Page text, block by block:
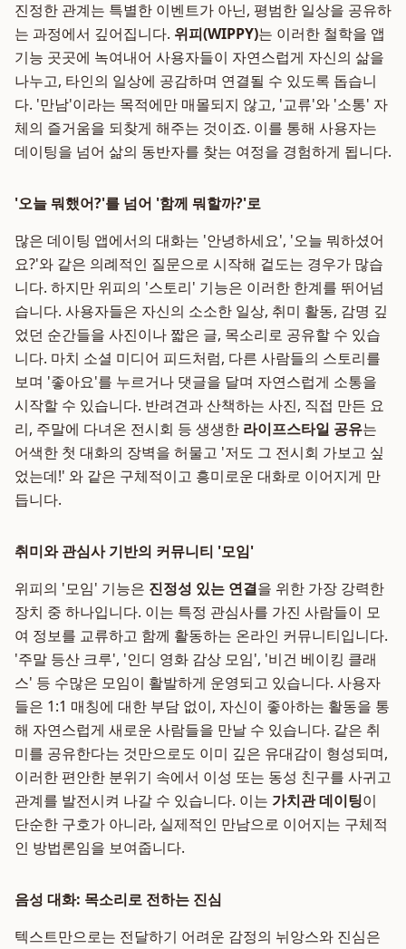
진정한 관계는 특별한 이벤트가 아닌, 평범한 일상을 공유하
는 과정에서 깊어집니다. 위피(WIPPY)는 이러한 철학을 앱
기능 곳곳에 녹여내어 사용자들이 자연스럽게 자신의 삶을
나누고, 타인의 일상에 공감하며 연결될 수 있도록 돕습니
다. '만남'이라는 목적에만 매몰되지 않고, '교류'와 '소통' 자
체의 즐거움을 되찾게 해주는 것이죠. 이를 통해 사용자는
데이팅을 넘어 삶의 동반자를 찾는 여정을 경험하게 됩니다.
'오늘 뭐했어?'를 넘어 '함께 뭐할까?'로
많은 데이팅 앱에서의 대화는 '안녕하세요', '오늘 뭐하셨어
요?'와 같은 의례적인 질문으로 시작해 겉도는 경우가 많습
니다. 하지만 위피의 '스토리' 기능은 이러한 한계를 뛰어넘
습니다. 사용자들은 자신의 소소한 일상, 취미 활동, 감명 깊
었던 순간들을 사진이나 짧은 글, 목소리로 공유할 수 있습
니다. 마치 소셜 미디어 피드처럼, 다른 사람들의 스토리를
보며 '좋아요'를 누르거나 댓글을 달며 자연스럽게 소통을
시작할 수 있습니다. 반려견과 산책하는 사진, 직접 만든 요
리, 주말에 다녀온 전시회 등 생생한 라이프스타일 공유는
어색한 첫 대화의 장벽을 허물고 '저도 그 전시회 가보고 싶
었는데!' 와 같은 구체적이고 흥미로운 대화로 이어지게 만
듭니다.
취미와 관심사 기반의 커뮤니티 '모임'
위피의 '모임' 기능은 진정성 있는 연결을 위한 가장 강력한
장치 중 하나입니다. 이는 특정 관심사를 가진 사람들이 모
여 정보를 교류하고 함께 활동하는 온라인 커뮤니티입니다.
'주말 등산 크루', '인디 영화 감상 모임', '비건 베이킹 클래
스' 등 수많은 모임이 활발하게 운영되고 있습니다. 사용자
들은 1:1 매칭에 대한 부담 없이, 자신이 좋아하는 활동을 통
해 자연스럽게 새로운 사람들을 만날 수 있습니다. 같은 취
미를 공유한다는 것만으로도 이미 깊은 유대감이 형성되며,
이러한 편안한 분위기 속에서 이성 또는 동성 친구를 사귀고
관계를 발전시켜 나갈 수 있습니다. 이는 가치관 데이팅이
단순한 구호가 아니라, 실제적인 만남으로 이어지는 구체적
인 방법론임을 보여줍니다.
음성 대화: 목소리로 전하는 진심
텍스트만으로는 전달하기 어려운 감정의 뉘앙스와 진심은